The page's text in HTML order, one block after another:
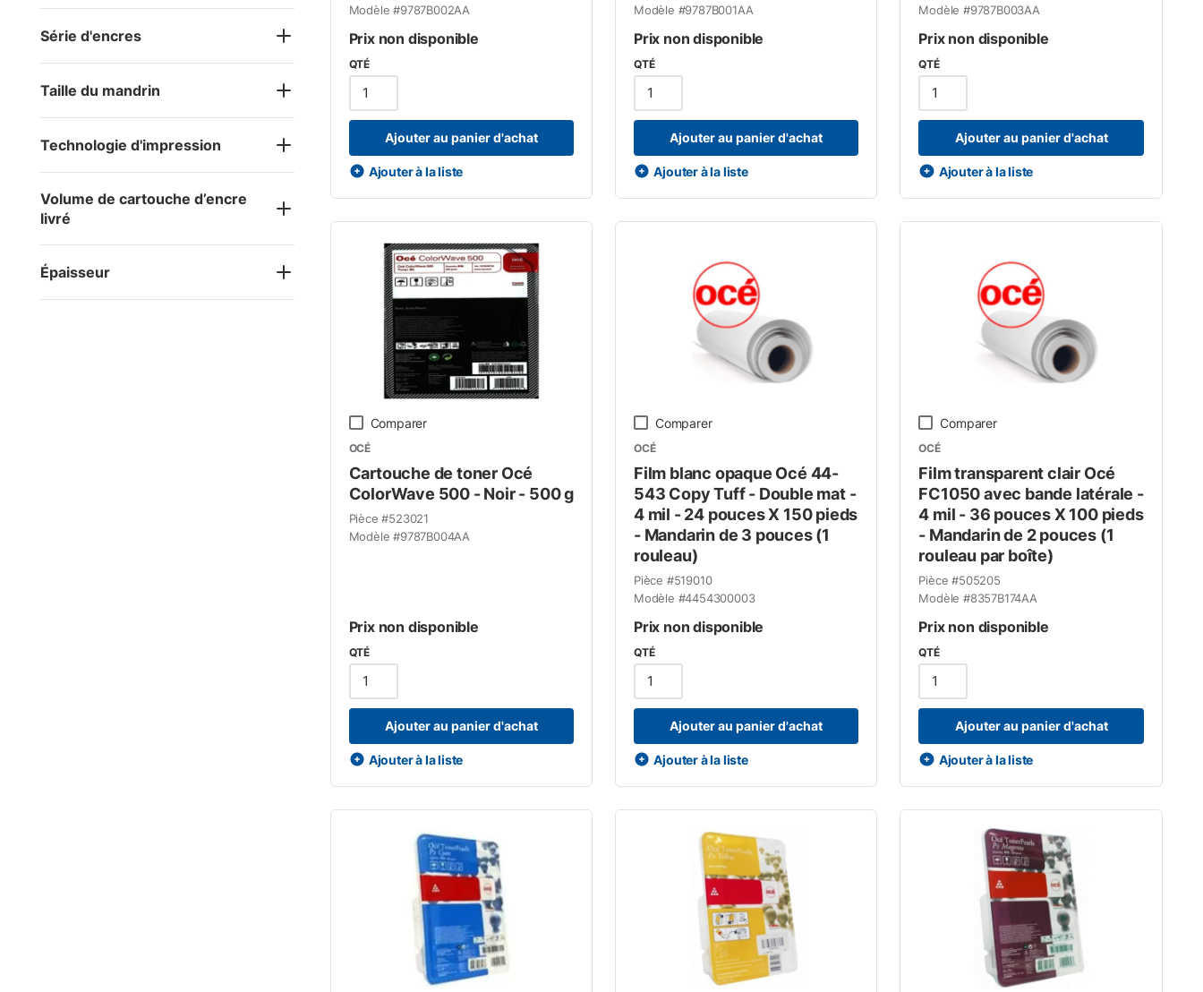
Série d'encres
Taille du mandrin
Technologie d'impression
Volume de cartouche d’encre
livré
Épaisseur
Modèle #9787B002AA
Prix non disponible
QTÉ
Ajouter au panier d'achat
Ajouter à la liste
Modèle #9787B001AA
Prix non disponible
QTÉ
Ajouter au panier d'achat
Ajouter à la liste
Modèle #9787B003AA
Prix non disponible
QTÉ
Ajouter au panier d'achat
Ajouter à la liste
Comparer
OCÉ
Cartouche de toner Océ
ColorWave 500 - Noir - 500 g
Pièce #523021
Modèle #9787B004AA
Prix non disponible
QTÉ
Ajouter au panier d'achat
Ajouter à la liste
Comparer
OCÉ
Film blanc opaque Océ 44-
543 Copy Tuff - Double mat -
4 mil - 24 pouces X 150 pieds
- Mandarin de 3 pouces (1
rouleau)
Pièce #519010
Modèle #4454300003
Prix non disponible
QTÉ
Ajouter au panier d'achat
Ajouter à la liste
Comparer
OCÉ
Film transparent clair Océ
FC1050 avec bande latérale -
4 mil - 36 pouces X 100 pieds
- Mandarin de 2 pouces (1
rouleau par boîte)
Pièce #505205
Modèle #8357B174AA
Prix non disponible
QTÉ
Ajouter au panier d'achat
Ajouter à la liste